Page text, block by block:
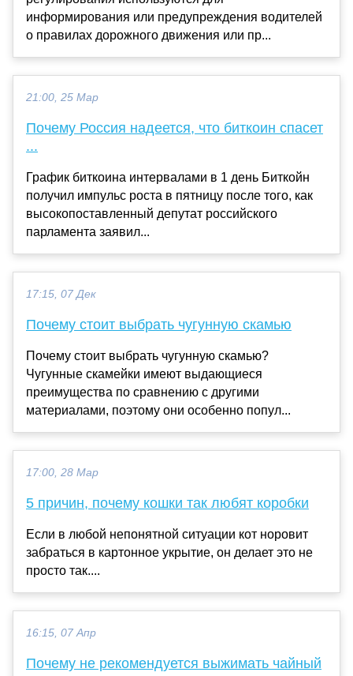
информирования или предупреждения водителей
о правилах дорожного движения или пр...
21:00, 25 Мар
Почему Россия надеется, что биткоин спасет
...
График биткоина интервалами в 1 день Биткойн
получил импульс роста в пятницу после того, как
высокопоставленный депутат российского
парламента заявил...
17:15, 07 Дек
Почему стоит выбрать чугунную скамью
Почему стоит выбрать чугунную скамью?
Чугунные скамейки имеют выдающиеся
преимущества по сравнению с другими
материалами, поэтому они особенно попул...
17:00, 28 Мар
5 причин, почему кошки так любят коробки
Если в любой непонятной ситуации кот норовит
забраться в картонное укрытие, он делает это не
просто так....
16:15, 07 Апр
Почему не рекомендуется выжимать чайный